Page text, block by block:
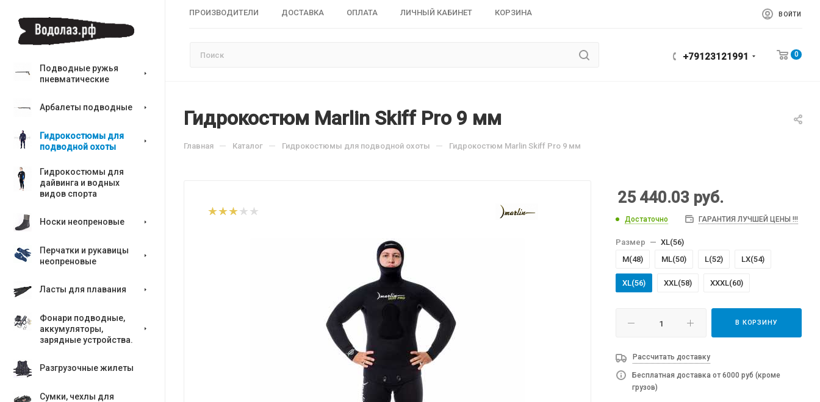
ПРОИЗВОДИТЕЛИ ДОСТАВКА ОПЛАТА ЛИЧНЫЙ КАБИНЕТ КОРЗИНА ВОЙТИ
+79123121991 0
Подводные ружья
пневматические
Арбалеты подводные
Гидрокостюмы для
подводной охоты
Гидрокостюмы для
дайвинга и водных
видов спорта
Носки неопреновые
Перчатки и рукавицы
неопреновые
Ласты для плавания
Фонари подводные,
аккумуляторы,
зарядные устройства.
Разгрузочные жилеты
Сумки, чехлы для
Гидрокостюм Marlin Skiff Pro 9 мм
Главная — Каталог — Гидрокостюмы для подводной охоты — Гидрокостюм Marlin Skiff Pro 9 мм
25 440.03 руб.
Достаточно ГАРАНТИЯ ЛУЧШЕЙ ЦЕНЫ !!!
Размер — XL(56)
M(48)
МL(50) L(52) LХ(54)
XL(56) XXL(58) XXXL(60)
В КОРЗИНУ
Рассчитать доставку
Бесплатная доставка от 6000 руб (кроме
грузов)